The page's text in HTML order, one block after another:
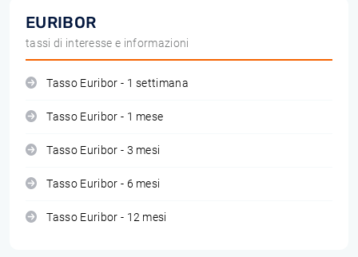
EURIBOR
tassi di interesse e informazioni
Tasso Euribor - 1 settimana
Tasso Euribor - 1 mese
Tasso Euribor - 3 mesi
Tasso Euribor - 6 mesi
Tasso Euribor - 12 mesi